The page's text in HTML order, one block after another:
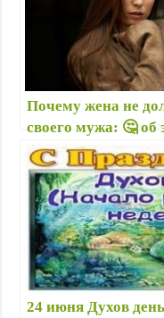
Почему жена не
своего мужа: 🤔 об
точно не знали!
24 июня Духов